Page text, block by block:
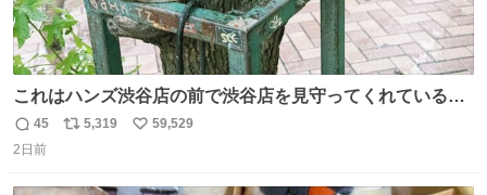
これはハンズ渋谷店の前で渋谷店を見守ってくれている
「くつろ木」。
返
信
45
リ
5,319
い
59,529
2日前